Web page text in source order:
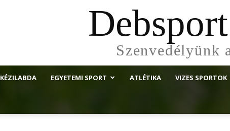
Szenvedélyünk
KÉZILABDA EGYETEMI SPORT ATLÉTIKA VIZES SPORTOK